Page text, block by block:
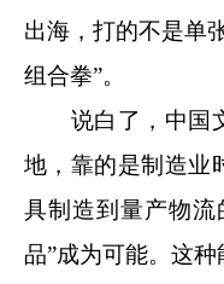
出海，打的不是单
组合拳”。
说白了，中国文
地，靠的是制造业
具制造到量产物流
品”成为可能。这